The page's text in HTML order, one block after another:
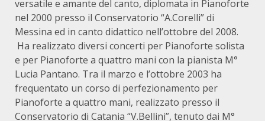
versatile e amante del canto, diplomata in Pianoforte
nel 2000 presso il Conservatorio “A.Corelli” di
Messina ed in canto didattico nell’ottobre del 2008.
Ha realizzato diversi concerti per Pianoforte solista
e per Pianoforte a quattro mani con la pianista M°
Lucia Pantano. Tra il marzo e l’ottobre 2003 ha
frequentato un corso di perfezionamento per
Pianoforte a quattro mani, realizzato presso il
Conservatorio di Catania “V.Bellini”, tenuto dai M°